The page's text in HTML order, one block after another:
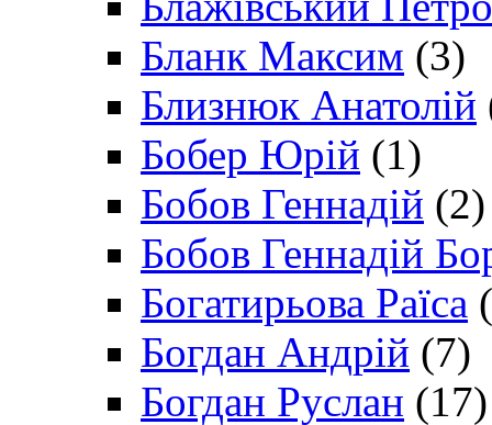
Бланк Максим (3)
Близнюк Анатолій
Бобер Юрій (1)
Бобов Геннадій (2)
Бобов Геннадій
Богатирьова Раїса
Богдан Андрій (7)
Богдан Руслан (17)